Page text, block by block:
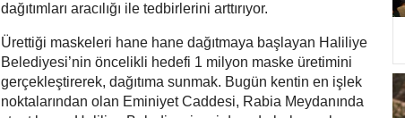
dağıtımları aracılığı ile tedbirlerini arttırıyor.
Ürettiği maskeleri hane hane dağıtmaya başlayan Haliliye
Belediyesi’nin öncelikli hedefi 1 milyon maske üretimini
gerçekleştirerek, dağıtıma sunmak. Bugün kentin en işlek
noktalarından olan Eminiyet Caddesi, Rabia Meydanında